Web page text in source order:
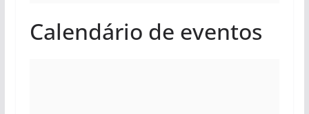
Calendário de eventos